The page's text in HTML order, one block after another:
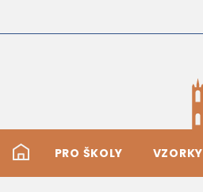
# PRO ŠKOLY VZORKY